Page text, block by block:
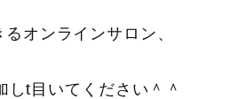
オンラインサロン、
t目いてください＾＾